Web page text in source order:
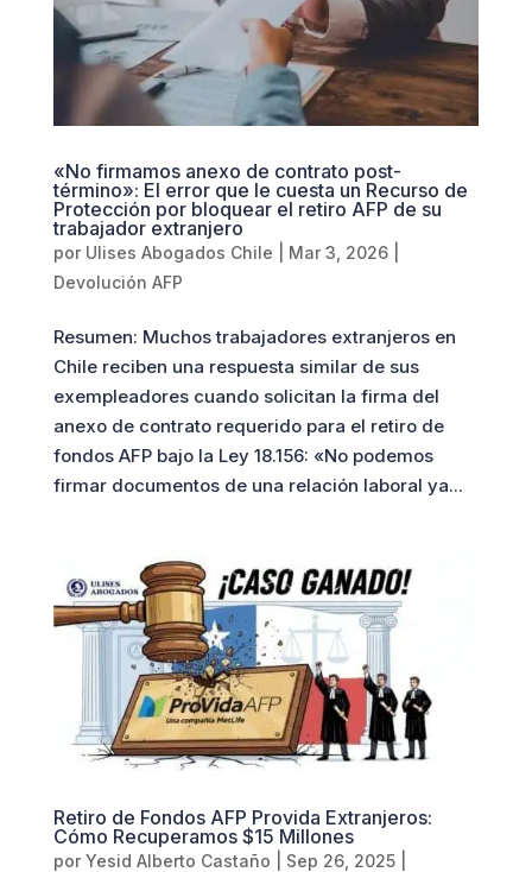
«No firmamos anexo de contrato post-
término»: El error que le cuesta un Recurso de
Protección por bloquear el retiro AFP de su
trabajador extranjero
por Ulises Abogados Chile Mar 3, 2026|
Devolución AFP
Resumen: Muchos trabajadores extranjeros en
Chile reciben una respuesta similar de sus
exempleadores cuando solicitan la firma del
anexo de contrato requerido para el retiro de
fondos AFP bajo la Ley 18.156: «No podemos
firmar documentos de una relación laboral ya...
Retiro de Fondos AFP Provida Extranjeros:
Cómo Recuperamos $15 Millones
por Yesid Alberto Castaño Sep 26, 2025|